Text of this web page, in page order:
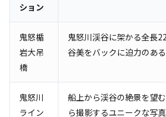
ション
鬼怒楯
岩大吊
橋
鬼怒川渓谷に架かる全長
谷美をバックに迫力のあ
鬼怒川
ライン
船上から渓谷の絶景を望
ら撮影するユニークな写